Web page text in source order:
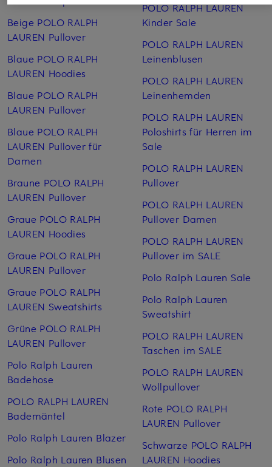
Beige POLO RALPH
LAUREN Pullover
Blaue POLO RALPH
LAUREN Hoodies
Blaue POLO RALPH
LAUREN Pullover
Blaue POLO RALPH
LAUREN Pullover für
Damen
Braune POLO RALPH
LAUREN Pullover
Graue POLO RALPH
LAUREN Hoodies
Graue POLO RALPH
LAUREN Pullover
Graue POLO RALPH
LAUREN Sweatshirts
Grüne POLO RALPH
LAUREN Pullover
Polo Ralph Lauren
Badehose
POLO RALPH LAUREN
Bademäntel
Polo Ralph Lauren Blazer
Polo Ralph Lauren Blusen
POLO RALPH LAUREN
Kinder Sale
POLO RALPH LAUREN
Leinen­blusen
POLO RALPH LAUREN
Leinen­hemden
POLO RALPH LAUREN
Poloshirts für Herren im
Sale
POLO RALPH LAUREN
Pullover
POLO RALPH LAUREN
Pullover Damen
POLO RALPH LAUREN
Pullover im SALE
Polo Ralph Lauren Sale
Polo Ralph Lauren
Sweatshirt
POLO RALPH LAUREN
Taschen im SALE
POLO RALPH LAUREN
Wollpullover
Rote POLO RALPH
LAUREN Pullover
Schwarze POLO RALPH
LAUREN Hoodies